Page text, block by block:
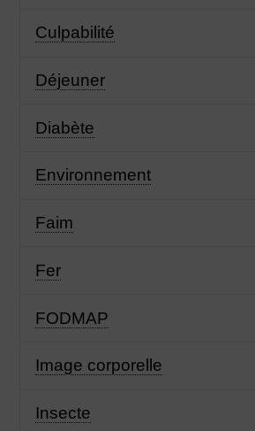
Culpabilité
Déjeuner
Diabète
Environnement
Faim
Fer
FODMAP
Image corporelle
Insecte